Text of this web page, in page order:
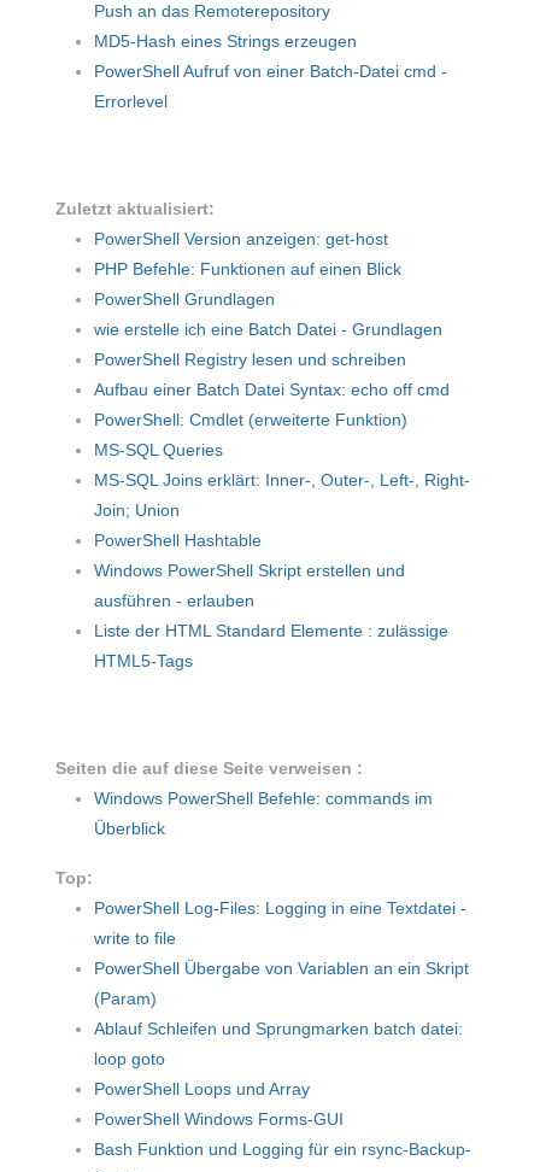
Push an das Remoterepository
MD5-Hash eines Strings erzeugen
PowerShell Aufruf von einer Batch-Datei cmd -
Errorlevel
Zuletzt aktualisiert:
PowerShell Version anzeigen: get-host
PHP Befehle: Funktionen auf einen Blick
PowerShell Grundlagen
wie erstelle ich eine Batch Datei - Grundlagen
PowerShell Registry lesen und schreiben
Aufbau einer Batch Datei Syntax: echo off cmd
PowerShell: Cmdlet (erweiterte Funktion)
MS-SQL Queries
MS-SQL Joins erklärt: Inner-, Outer-, Left-, Right-
Join; Union
PowerShell Hashtable
Windows PowerShell Skript erstellen und
ausführen - erlauben
Liste der HTML Standard Elemente : zulässige
HTML5-Tags
Seiten die auf diese Seite verweisen :
Windows PowerShell Befehle: commands im
Überblick
Top:
PowerShell Log-Files: Logging in eine Textdatei -
write to file
PowerShell Übergabe von Variablen an ein Skript
(Param)
Ablauf Schleifen und Sprungmarken batch datei:
loop goto
PowerShell Loops und Array
PowerShell Windows Forms-GUI
Bash Funktion und Logging für ein rsync-Backup-